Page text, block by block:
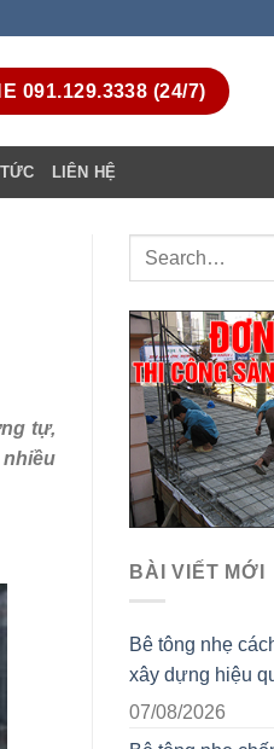
091.129.3338 (24/7)
LIÊN HỆ
tự,
BÀI VIẾT MỚI
Bê tông nhẹ
xây dựng hiệu
07/08/2026